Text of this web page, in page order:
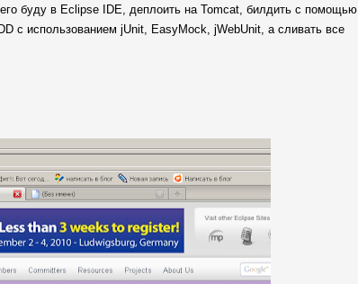
буду в Eclipse IDE, деплоить на Tomcat, билдить с помощью
с использованием jUnit, EasyMock, jWebUnit, а сливать все